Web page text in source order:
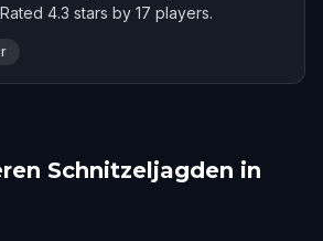
4.3 stars by 17 players.
Schnitzeljagden in